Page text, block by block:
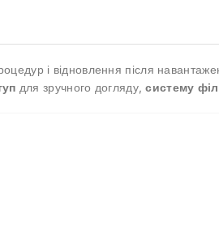
і відновлення після
для зручного догляду,систему